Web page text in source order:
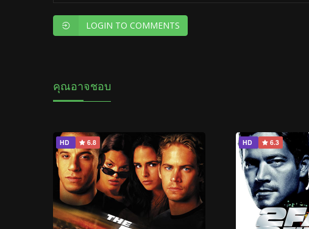
LOGIN TO COMMENTS
คุณอาจชอบ
HD 6.8 HD 6.3